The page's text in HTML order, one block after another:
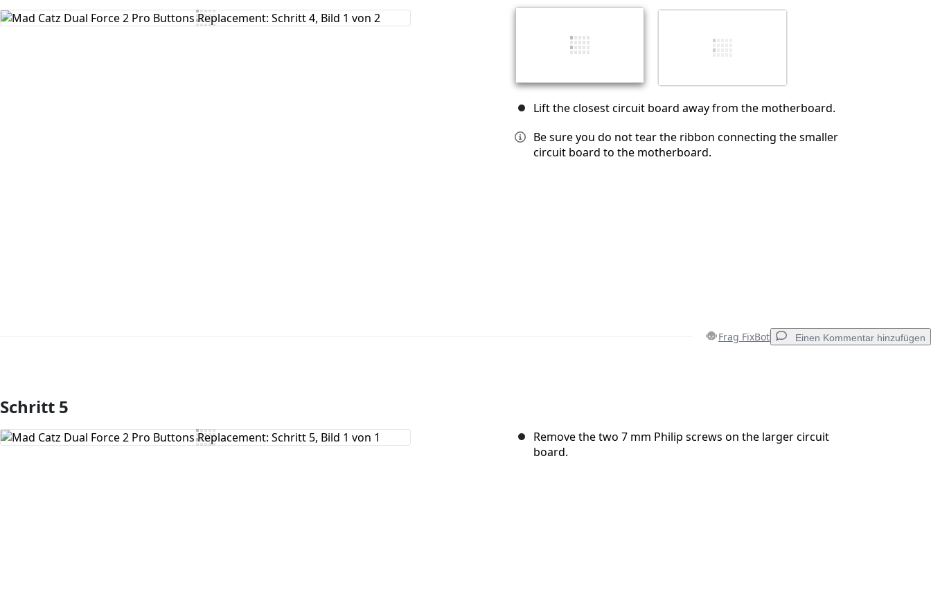
Lift the closest circuit board away from the motherboard.
Be sure you do not tear the ribbon connecting the smaller
circuit board to the motherboard.
Frag FixBot Einen Kommentar hinzufügen
Kommentar hinzufügen
Schritt 5
Remove the two 7 mm Philip screws on the larger circuit
board.